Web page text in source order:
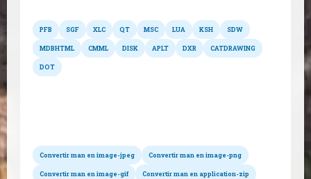
PFB SGF XLC QT MSC LUA KSH SDW
MDBHTML CMML DISK APLT DXR CATDRAWING
DOT
Convertir man en image-jpeg Convertir man en image-png
Convertir man en image-gif Convertir man en application-zip